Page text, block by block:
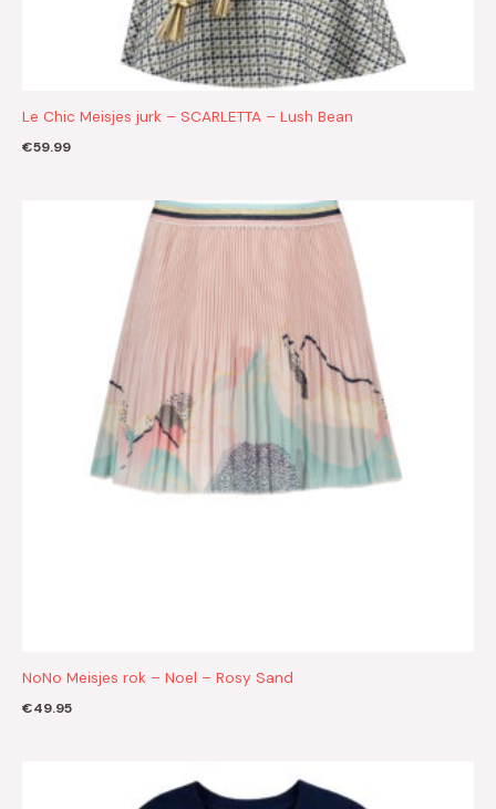
Le Chic Meisjes jurk – SCARLETTA – Lush Bean
€59.99
NoNo Meisjes rok – Noel – Rosy Sand
€49.95